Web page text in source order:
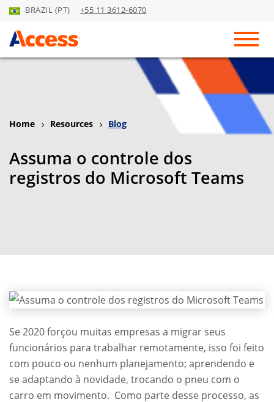
Skip to Main Content
BRAZIL (PT) +55 11 3612-6070
Home Resources Blog
Assuma o controle dos
registros do Microsoft Teams
Se 2020 forçou muitas empresas a migrar seus
funcionários para trabalhar remotamente, isso foi feito
com pouco ou nenhum planejamento; aprendendo e
se adaptando à novidade, trocando o pneu com o
carro em movimento. Como parte desse processo, as